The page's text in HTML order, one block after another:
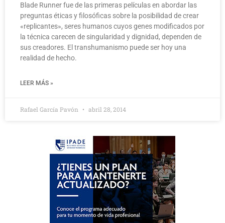
Blade Runner fue de las primeras películas en abordar las
preguntas éticas y filosóficas sobre la posibilidad de crear
«replicantes», seres humanos cuyos genes modificados por
la técnica carecen de singularidad y dignidad, dependen de
sus creadores. El transhumanismo puede ser hoy una
realidad de hecho.
LEER MÁS »
Rafael García Pavón abril 28, 2014